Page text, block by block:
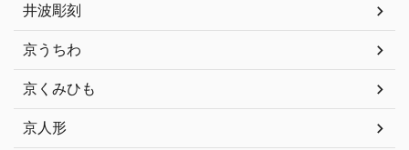
井波彫刻
京うちわ
京くみひも
京人形